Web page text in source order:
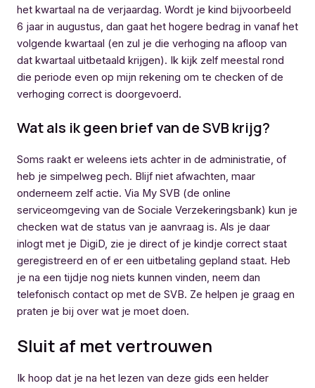
het kwartaal na de verjaardag. Wordt je kind bijvoorbeeld
6 jaar in augustus, dan gaat het hogere bedrag in vanaf het
volgende kwartaal (en zul je die verhoging na afloop van
dat kwartaal uitbetaald krijgen). Ik kijk zelf meestal rond
die periode even op mijn rekening om te checken of de
verhoging correct is doorgevoerd.
Wat als ik geen brief van de SVB krijg?
Soms raakt er weleens iets achter in de administratie, of
heb je simpelweg pech. Blijf niet afwachten, maar
onderneem zelf actie. Via My SVB (de online
serviceomgeving van de Sociale Verzekeringsbank) kun je
checken wat de status van je aanvraag is. Als je daar
inlogt met je DigiD, zie je direct of je kindje correct staat
geregistreerd en of er een uitbetaling gepland staat. Heb
je na een tijdje nog niets kunnen vinden, neem dan
telefonisch contact op met de SVB. Ze helpen je graag en
praten je bij over wat je moet doen.
Sluit af met vertrouwen
Ik hoop dat je na het lezen van deze gids een helder